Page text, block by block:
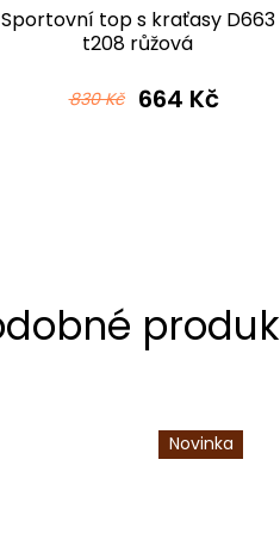
Sportovní top s kraťasy D663
t208 růžová
830 Kč 664 Kč
Novinka